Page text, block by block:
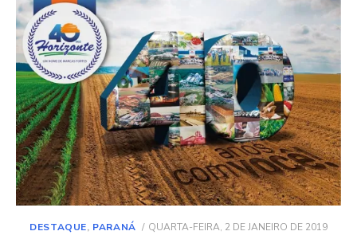
DESTAQUE, PARANÁ
POSTED
QUARTA-FEIRA, 2 DE JANEIRO DE 2019